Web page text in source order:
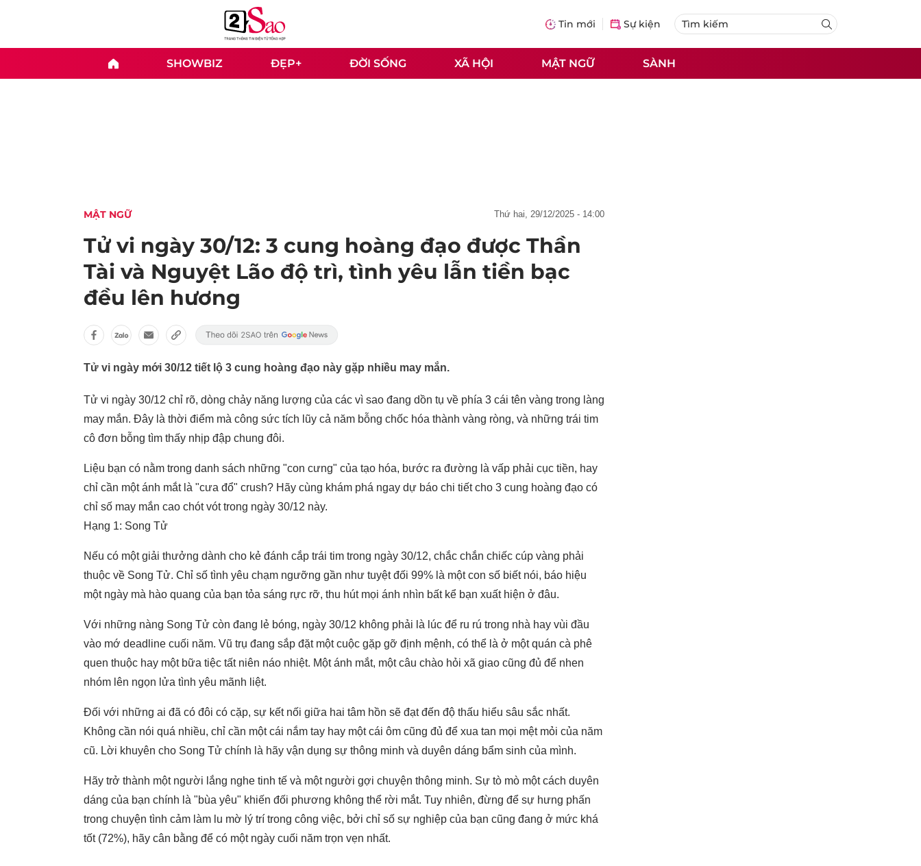
Tin mới Sự kiện
SHOWBIZ ĐẸP+ ĐỜI SỐNG XÃ HỘI MẬT NGỮ SÀNH
MẬT NGỮ thứ hai, 29/12/2025 - 14:00
Tử vi ngày 30/12: 3 cung hoàng đạo được Thần
Tài và Nguyệt Lão độ trì, tình yêu lẫn tiền bạc
đều lên hương
Tử vi ngày mới 30/12 tiết lộ 3 cung hoàng đạo này gặp nhiều may mắn.
Tử vi ngày 30/12 chỉ rõ, dòng chảy năng lượng của các vì sao đang dồn tụ về phía 3 cái tên vàng trong làng
may mắn. Đây là thời điểm mà công sức tích lũy cả năm bỗng chốc hóa thành vàng ròng, và những trái tim
cô đơn bỗng tìm thấy nhịp đập chung đôi.
Liệu bạn có nằm trong danh sách những "con cưng" của tạo hóa, bước ra đường là vấp phải cục tiền, hay
chỉ cần một ánh mắt là "cưa đổ" crush? Hãy cùng khám phá ngay dự báo chi tiết cho 3 cung hoàng đạo có
chỉ số may mắn cao chót vót trong ngày 30/12 này.
Hạng 1: Song Tử
Nếu có một giải thưởng dành cho kẻ đánh cắp trái tim trong ngày 30/12, chắc chắn chiếc cúp vàng phải
thuộc về Song Tử. Chỉ số tình yêu chạm ngưỡng gần như tuyệt đối 99% là một con số biết nói, báo hiệu
một ngày mà hào quang của bạn tỏa sáng rực rỡ, thu hút mọi ánh nhìn bất kể bạn xuất hiện ở đâu.
Với những nàng Song Tử còn đang lẻ bóng, ngày 30/12 không phải là lúc để ru rú trong nhà hay vùi đầu
vào mớ deadline cuối năm. Vũ trụ đang sắp đặt một cuộc gặp gỡ định mệnh, có thể là ở một quán cà phê
quen thuộc hay một bữa tiệc tất niên náo nhiệt. Một ánh mắt, một câu chào hỏi xã giao cũng đủ để nhen
nhóm lên ngọn lửa tình yêu mãnh liệt.
Đối với những ai đã có đôi có cặp, sự kết nối giữa hai tâm hồn sẽ đạt đến độ thấu hiểu sâu sắc nhất.
Không cần nói quá nhiều, chỉ cần một cái nắm tay hay một cái ôm cũng đủ để xua tan mọi mệt mỏi của năm
cũ. Lời khuyên cho Song Tử chính là hãy vận dụng sự thông minh và duyên dáng bẩm sinh của mình.
Hãy trở thành một người lắng nghe tinh tế và một người gợi chuyện thông minh. Sự tò mò một cách duyên
dáng của bạn chính là "bùa yêu" khiến đối phương không thể rời mắt. Tuy nhiên, đừng để sự hưng phấn
trong chuyện tình cảm làm lu mờ lý trí trong công việc, bởi chỉ số sự nghiệp của bạn cũng đang ở mức khá
tốt (72%), hãy cân bằng để có một ngày cuối năm trọn vẹn nhất.